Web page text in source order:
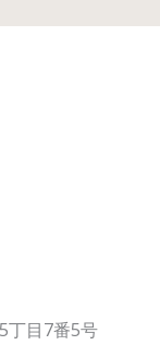
丁目7番5号